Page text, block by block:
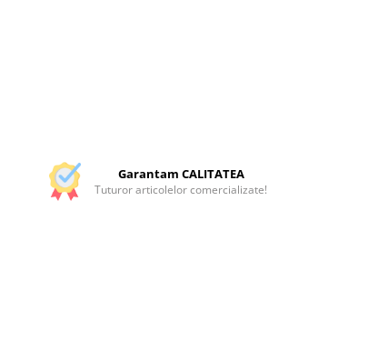
Garantam CALITATEA
Tuturor articolelor comercializate!